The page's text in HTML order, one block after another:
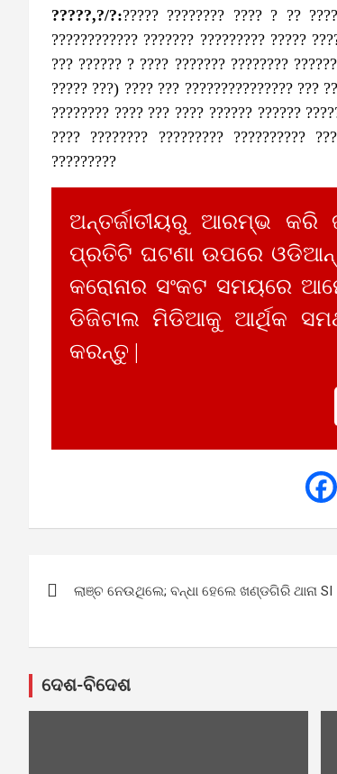
?????,?/?:????? ???????? ???? ? ??
???????????? ??????? ????????? ?????
??? ?????? ? ???? ??????? ????????
????? ???) ???? ??? ??????????????? ???
???????? ???? ??? ???? ?????? ??????
???? ???????? ????????? ??????????
?????????
ଅନ୍ତର୍ଜାତୀୟରୁ ଆରମ୍ଭ କରି
ପ୍ରତିଟି ଘଟଣା ଉପରେ
କରୋନାର ସଂକଟ ସମୟରେ
ଡିଜିଟାଲ ମିଡିଆକୁ ଆର୍ଥିକ
କରନ୍ତୁ |
navigation
ଲାଞ୍ଚ ନେଉଥିଲେ; ବନ୍ଧା ହେଲେ ଖଣ୍ଡଗିରି ଥାନା SI
ଦେଶ-ବିଦେଶ